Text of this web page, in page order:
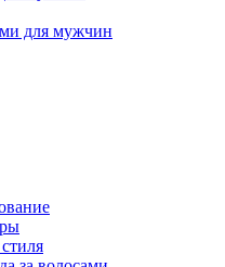
для мужчин